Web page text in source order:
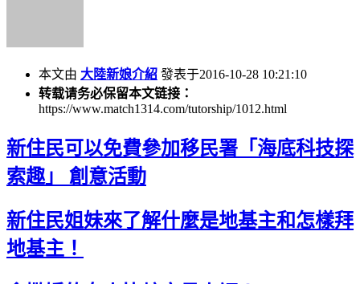
本文由 大陸新娘介紹 發表于2016-10-28 10:21:10
转载请务必保留本文链接：
https://www.match1314.com/tutorship/1012.html
新住民可以免費參加移民署「海底科技探
索趣」 創意活動
新住民姐妹來了解什麼是地基主和怎樣拜
地基主！